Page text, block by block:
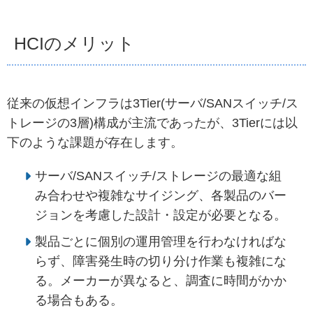
HCIのメリット
従来の仮想インフラは3Tier(サーバ/SANスイッチ/ス
トレージの3層)構成が主流であったが、3Tierには以
下のような課題が存在します。
サーバ/SANスイッチ/ストレージの最適な組
み合わせや複雑なサイジング、各製品のバー
ジョンを考慮した設計・設定が必要となる。
製品ごとに個別の運用管理を行わなければな
らず、障害発生時の切り分け作業も複雑にな
る。メーカーが異なると、調査に時間がかか
る場合もある。